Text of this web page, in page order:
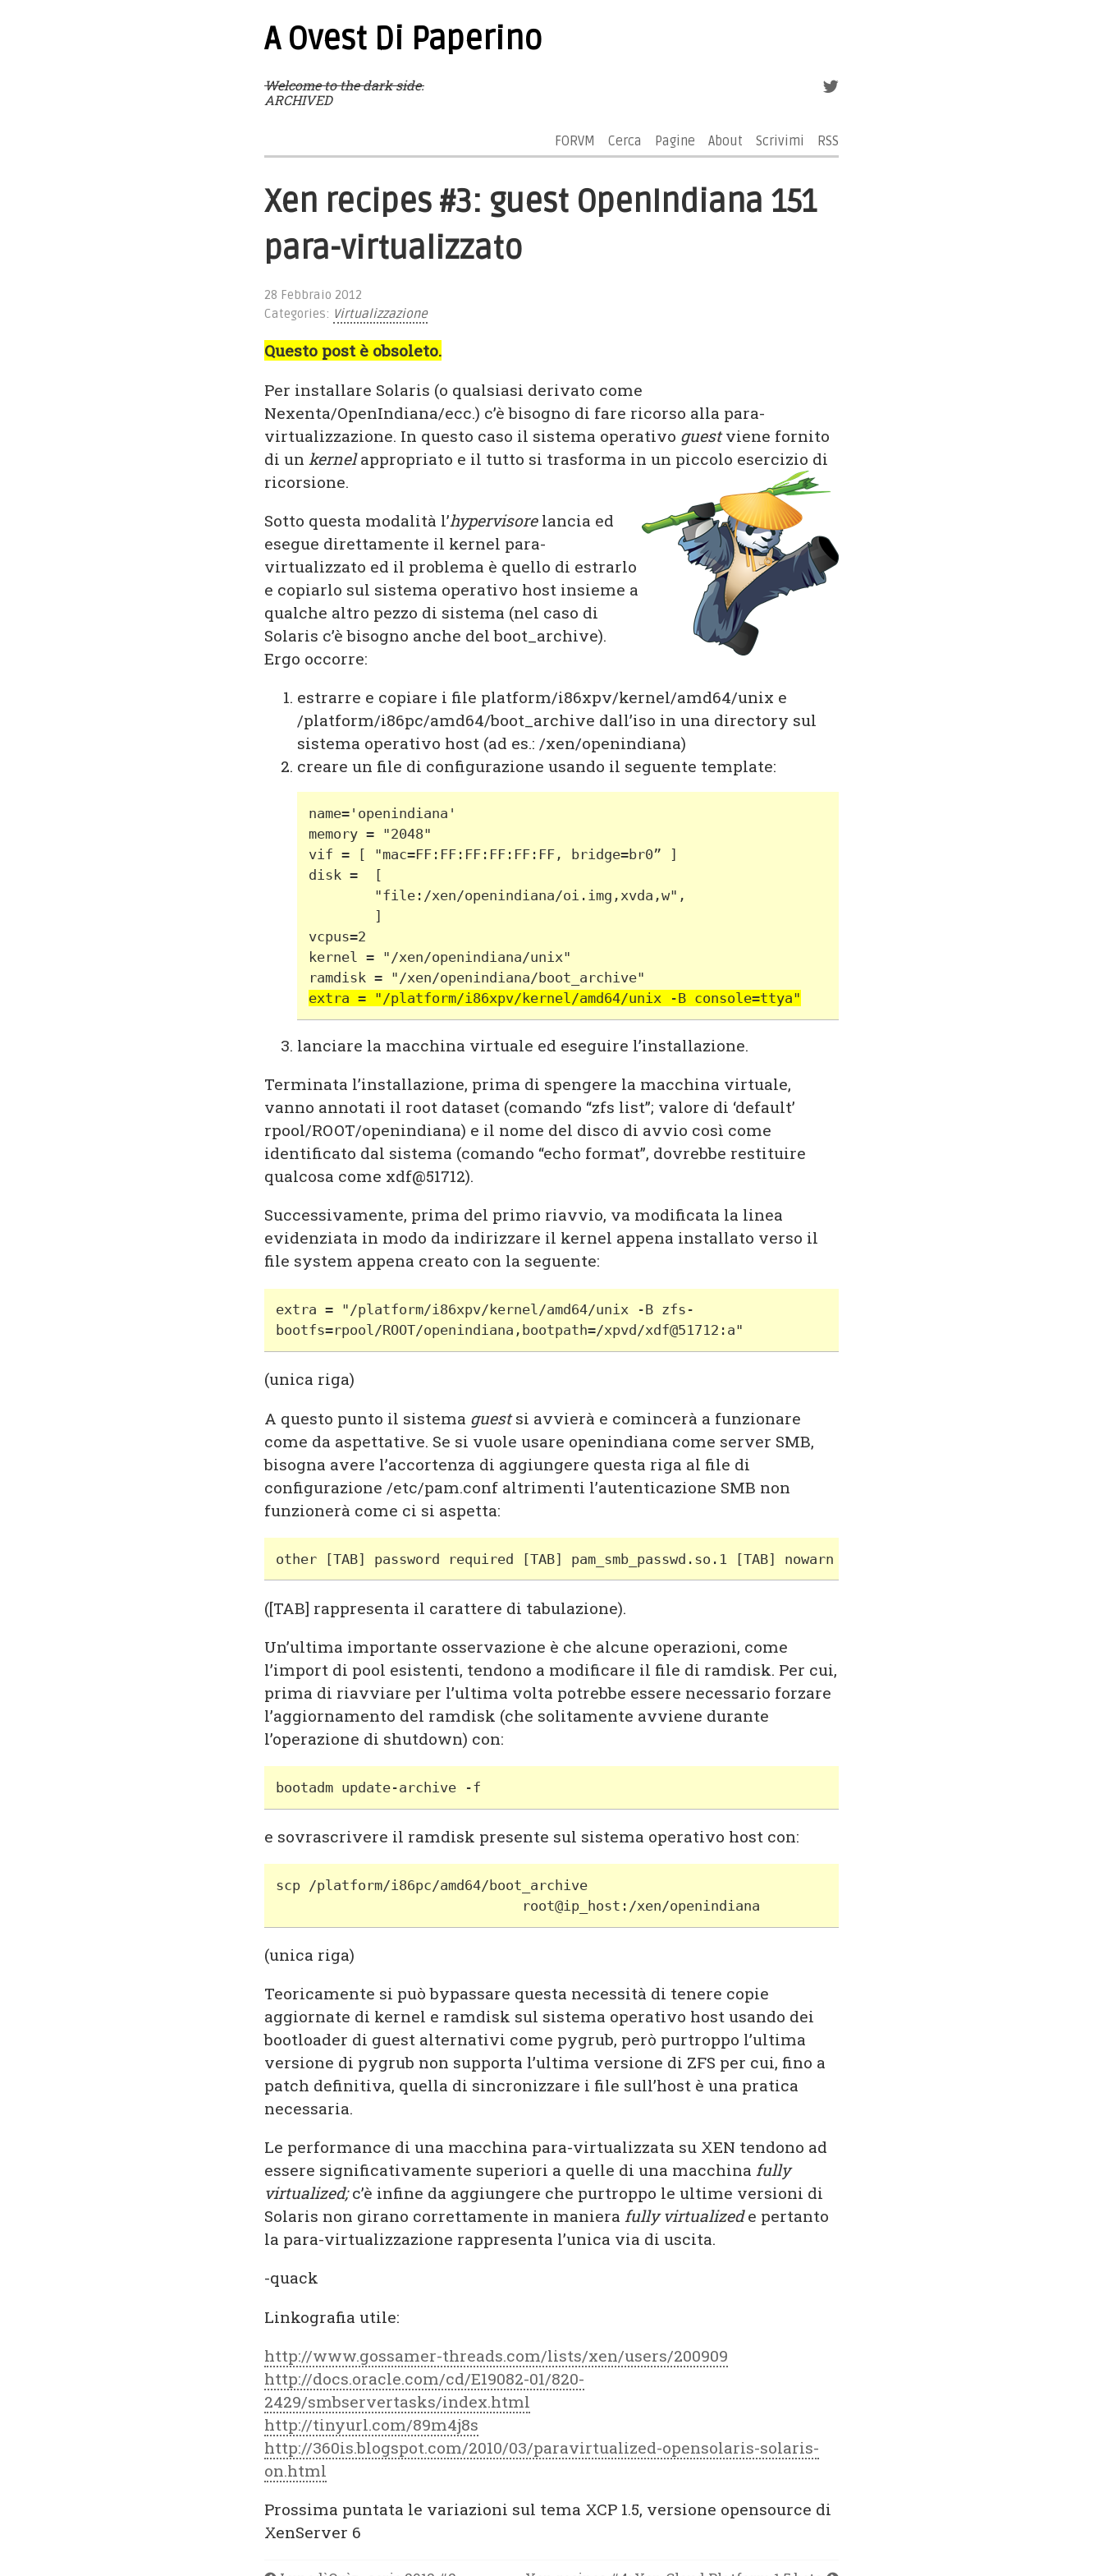
A Ovest Di Paperino
Welcome to the dark side.
ARCHIVED
FORVM Cerca Pagine About Scrivimi RSS
Xen recipes #3: guest OpenIndiana 151
para-virtualizzato
28 Febbraio 2012
Categories: Virtualizzazione
Questo post è obsoleto.
Per installare Solaris (o qualsiasi derivato come
Nexenta/OpenIndiana/ecc.) c’è bisogno di fare ricorso alla para-
virtualizzazione. In questo caso il sistema operativo guestviene fornito
di un kernelappropriato e il tutto si trasforma in un piccolo esercizio di
ricorsione.
Sotto questa modalità l’hypervisorelancia ed
esegue direttamente il kernel para-
virtualizzato ed il problema è quello di estrarlo
e copiarlo sul sistema operativo host insieme a
qualche altro pezzo di sistema (nel caso di
Solaris c’è bisogno anche del boot_archive).
Ergo occorre:
estrarre e copiare i file platform/i86xpv/kernel/amd64/unix e
/platform/i86pc/amd64/boot_archive dall’iso in una directory sul
sistema operativo host (ad es.: /xen/openindiana)
creare un file di configurazione usando il seguente template:
name='openindiana'
memory = "2048"
vif = [ "mac=FF:FF:FF:FF:FF:FF, bridge=br0” ]
disk =  [
"file:/xen/openindiana/oi.img,xvda,w",
]
vcpus=2
kernel = "/xen/openindiana/unix"
ramdisk = "/xen/openindiana/boot_archive"
extra = "/platform/i86xpv/kernel/amd64/unix -B console=ttya"
lanciare la macchina virtuale ed eseguire l’installazione.
Terminata l’installazione, prima di spengere la macchina virtuale,
vanno annotati il root dataset (comando “zfs list”; valore di ‘default’
rpool/ROOT/openindiana) e il nome del disco di avvio così come
identificato dal sistema (comando “echo format”, dovrebbe restituire
qualcosa come xdf@51712).
Successivamente, prima del primo riavvio, va modificata la linea
evidenziata in modo da indirizzare il kernel appena installato verso il
file system appena creato con la seguente:
extra = "/platform/i86xpv/kernel/amd64/unix -B zfs-
bootfs=rpool/ROOT/openindiana,bootpath=/xpvd/xdf@51712:a"
(unica riga)
A questo punto il sistema guestsi avvierà e comincerà a funzionare
come da aspettative. Se si vuole usare openindiana come server SMB,
bisogna avere l’accortenza di aggiungere questa riga al file di
configurazione /etc/pam.conf altrimenti l’autenticazione SMB non
funzionerà come ci si aspetta:
other [TAB] password required [TAB] pam_smb_passwd.so.1 [TAB] nowarn
([TAB] rappresenta il carattere di tabulazione).
Un’ultima importante osservazione è che alcune operazioni, come
l’import di pool esistenti, tendono a modificare il file di ramdisk. Per cui,
prima di riavviare per l’ultima volta potrebbe essere necessario forzare
l’aggiornamento del ramdisk (che solitamente avviene durante
l’operazione di shutdown) con:
bootadm update-archive -f
e sovrascrivere il ramdisk presente sul sistema operativo host con:
scp /platform/i86pc/amd64/boot_archive
                              root@ip_host:/xen/openindiana
(unica riga)
Teoricamente si può bypassare questa necessità di tenere copie
aggiornate di kernel e ramdisk sul sistema operativo host usando dei
bootloader di guest alternativi come pygrub, però purtroppo l’ultima
versione di pygrub non supporta l’ultima versione di ZFS per cui, fino a
patch definitiva, quella di sincronizzare i file sull’host è una pratica
necessaria.
Le performance di una macchina para-virtualizzata su XEN tendono ad
essere significativamente superiori a quelle di una macchina fully
virtualized;c’è infine da aggiungere che purtroppo le ultime versioni di
Solaris non girano correttamente in maniera fully virtualizede pertanto
la para-virtualizzazione rappresenta l’unica via di uscita.
-quack
Linkografia utile:
http://www.gossamer-threads.com/lists/xen/users/200909
http://docs.oracle.com/cd/E19082-01/820-
2429/smbservertasks/index.html
http://tinyurl.com/89m4j8s
http://360is.blogspot.com/2010/03/paravirtualized-opensolaris-solaris-
on.html
Prossima puntata le variazioni sul tema XCP 1.5, versione opensource di
XenServer 6